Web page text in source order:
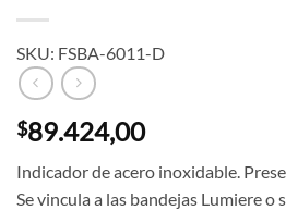
SKU: FSBA-6011-D
$89.424,00
Indicador de acero inoxidable.
Se vincula a las bandejas Lumiere o